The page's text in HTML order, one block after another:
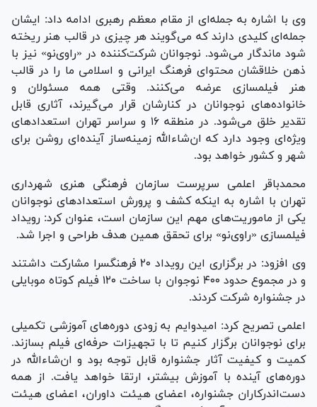
وی با اشاره به جمله‌ای از مقام معظم رهبری ادامه داد: ایشان
جمله‌ای کلیدی دارند که می‌گویند هر چیزی در قالب هنر ریخته
شود ماندگار می‌شود. نوجوانان شرکت‌کننده در «راوی‌نو» نیز با
ذهن خلاقشان محتوای فرهنگ ایرانی و اسلامی ما را در قالب
هنر فیلمسازی عرضه می‌کنند. وقتی همه مسئولان و
خانواده‌های نوجوانان در کنارشان قرار می‌گیرند، آثاری قابل
تقدیر خلق می‌شود. در منطقه ۱۶ و سراسر تهران استعداد‌های
ویژه‌ای وجود دارد که ان‌شاءالله زمینه‌ساز آینده‌ای روشن برای
شهر و کشور خواهد بود.
محمدباقر اعلمی سرپرست سازمان فرهنگی هنری شهرداری
تهران با اشاره به اینکه کشف و پرورش استعداد‌های نوجوانان
یکی از ماموریت‌های مهم این سازمان است، عنوان کرد: رویداد
فیلمسازی «راوی‌نو» برای تحقق همین هدف طراحی و اجرا شد.
وی افزود: در برگزاری این رویداد ۲۰ فرهنگسرا مشارکت داشتند
و در مجموع حدود ۴۰۰ نوجوان با ساخت ۱۲۰ فیلم کوتاه موبایلی
در جشنواره شرکت کردند.
اعلمی تصریح کرد: امیدوایم به زودی دوره‌های آموزشی تکمیلی
برای نوجوانان برگزار کنیم تا با تجهیزات حرفه‌ای فیلم بسازند.
کمیت و کیفیت آثار جشنواره قابل توجه بود و ان‌شاءالله در
دوره‌های آینده با آموزش بیشتر، ارتقا خواهد یافت. از همه
دست‌اندرکاران جشنواره، اعضای هیئت داوران، اعضای هیئت